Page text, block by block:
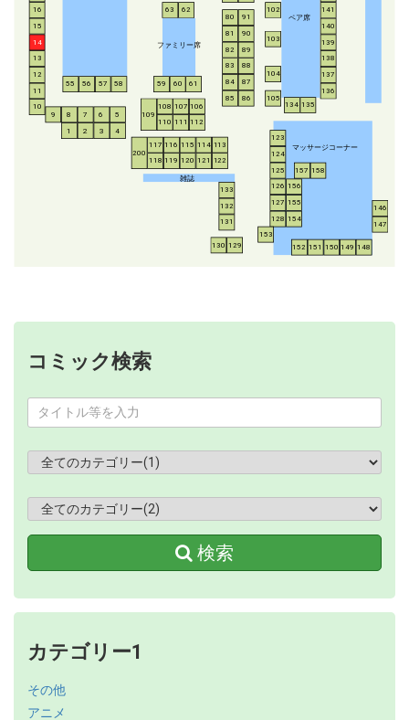
ファミリー席
ペア席
マッサージコーナー
雑誌
1 2 3 4
5
6
7
8
9
10
11
12
13
14
15
16
55 56 57 58 59 60 61
62
63
80
81
82
83
84
85 86
87
88
89
90
91
102
103
104
105
106
107
108
109
110 111 112
113
114
115
116
117
118 119 120 121 122
123
124
125
126
127
128
129
130
131
132
133
134 135
136
137
138
139
140
141
146
147
148
149
150
151
152
153
154
155
156
157 158
200
コミック検索
検索
カテゴリー1
その他
アニメ